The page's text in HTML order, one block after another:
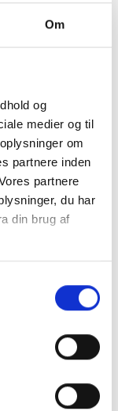
Om
og
medier og til
om
partnere inden
partnere
du har
din brug af